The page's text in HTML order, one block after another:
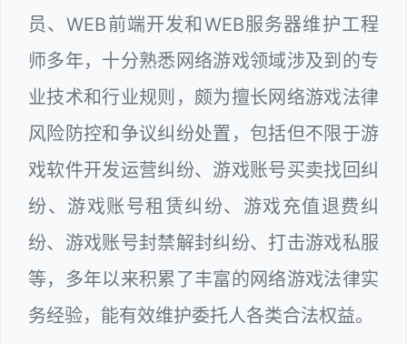
员、WEB前端开发和WEB服务器维护工程
师多年，十分熟悉网络游戏领域涉及到的专
业技术和行业规则，颇为擅长网络游戏法律
风险防控和争议纠纷处置，包括但不限于游
戏软件开发运营纠纷、游戏账号买卖找回纠
纷、游戏账号租赁纠纷、游戏充值退费纠
纷、游戏账号封禁解封纠纷、打击游戏私服
等，多年以来积累了丰富的网络游戏法律实
务经验，能有效维护委托人各类合法权益。